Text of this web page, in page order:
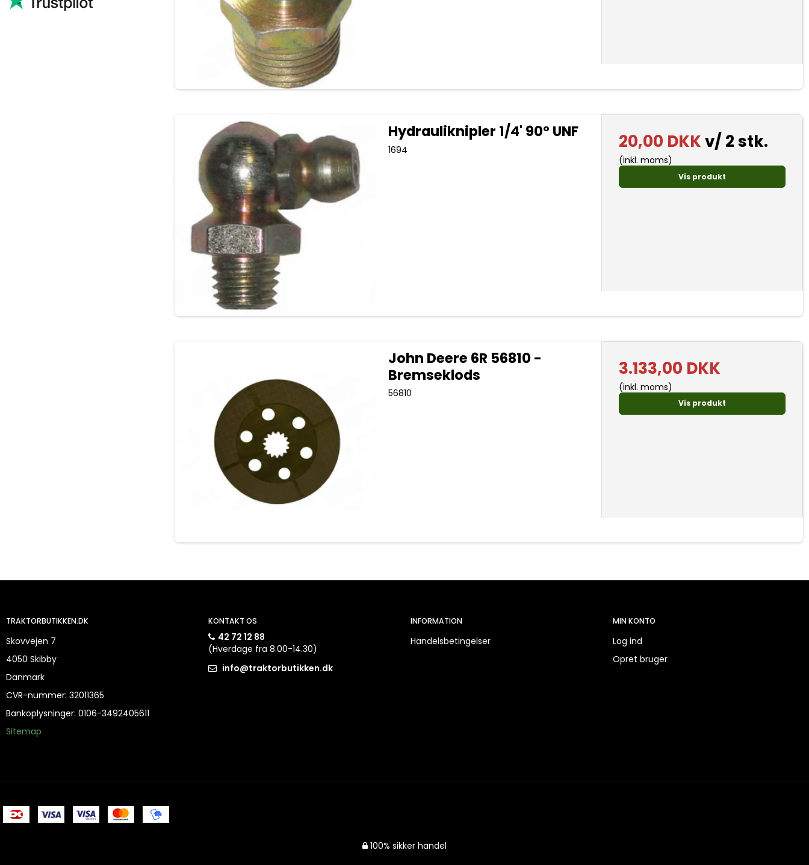
Hydrauliknipler 1/4' 90° UNF
1694 20,00 DKKv/ 2 stk.
(inkl. moms)
Vis produkt
John Deere 6R 56810 -
Bremseklods
56810
3.133,00 DKK
(inkl. moms)
Vis produkt
TRAKTORBUTIKKEN.DK
Skovvejen 7
4050 Skibby
Danmark
CVR-nummer: 32011365
Bankoplysninger: 0106-3492405611
Sitemap
KONTAKT OS
42 72 12 88
(Hverdage fra 8.00-14.30)
info@traktorbutikken.dk
INFORMATION
Handelsbetingelser
MIN KONTO
Log ind
Opret bruger
100% sikker handel